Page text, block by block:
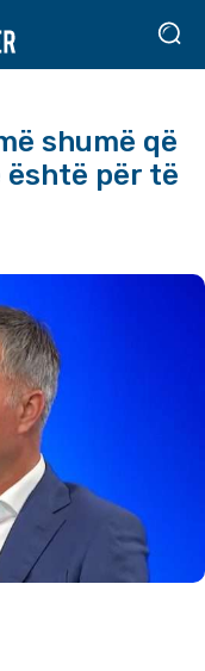
shumë që
është për të